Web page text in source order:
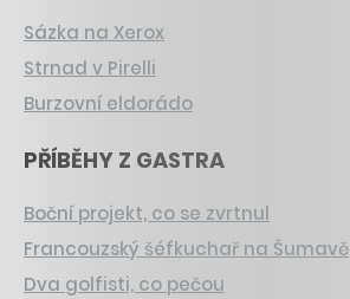
Sázka na Xerox
Strnad v Pirelli
Burzovní eldorádo
PŘÍBĚHY Z GASTRA
Boční projekt, co se zvrtnul
Francouzský šéfkuchař na Šumavě
Dva golfisti, co pečou